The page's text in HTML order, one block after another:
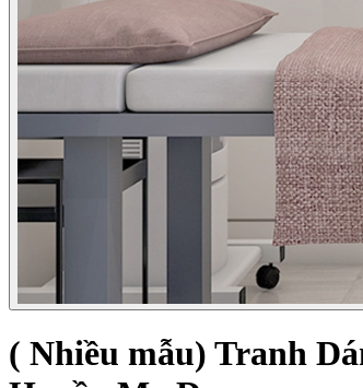
( Nhiều mẫu) Tranh